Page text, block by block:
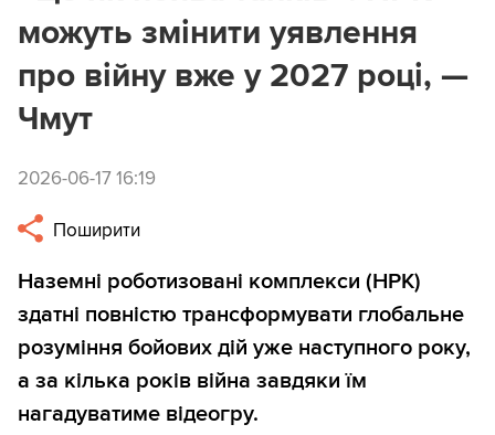
можуть змінити уявлення
про війну вже у 2027 році, —
Чмут
2026-06-17 16:19
Поширити
Наземні роботизовані комплекси (НРК)
здатні повністю трансформувати глобальне
розуміння бойових дій уже наступного року,
а за кілька років війна завдяки їм
нагадуватиме відеогру.